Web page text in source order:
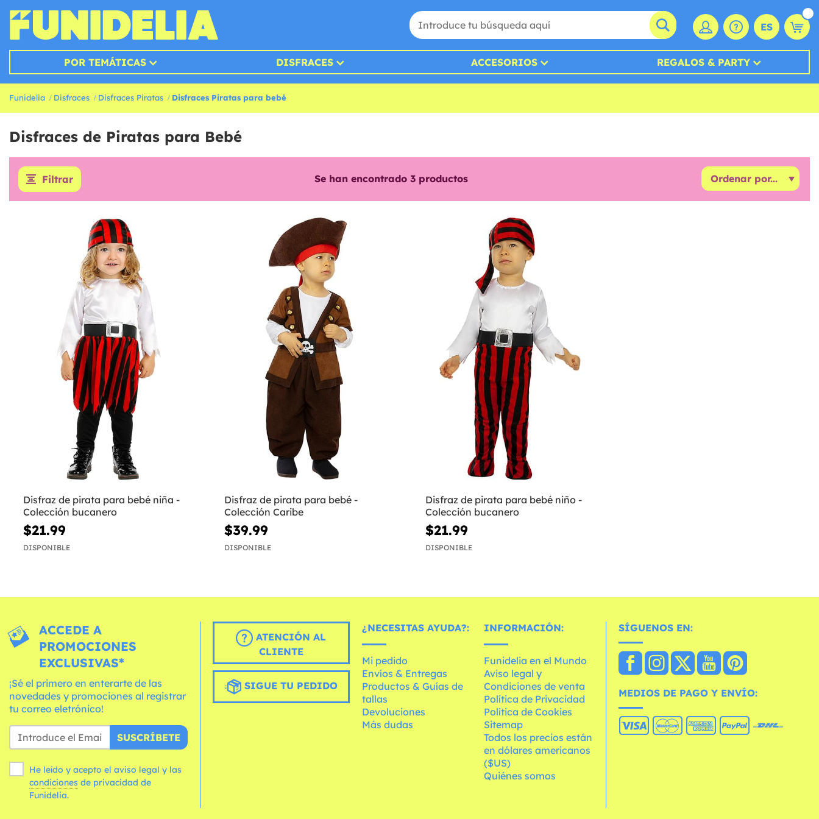
ES
POR TEMÁTICAS DISFRACES ACCESORIOS REGALOS & PARTY
Funidelia Disfraces Disfraces Piratas Disfraces Piratas para bebé
Disfraces de Piratas para Bebé
Filtrar Se han encontrado 3 productos
Disfraz de pirata para bebé niña -
Colección bucanero
$21.99
DISPONIBLE
Disfraz de pirata para bebé -
Colección Caribe
$39.99
DISPONIBLE
Disfraz de pirata para bebé niño -
Colección bucanero
$21.99
DISPONIBLE
ACCEDE A
PROMOCIONES
EXCLUSIVAS*
¡Sé el primero en enterarte de las
novedades y promociones al registrar
tu correo eletrónico!
SUSCRÍBETE
He leído y acepto el aviso legal y las
condiciones
Funidelia.
ATENCIÓN AL
CLIENTE
SIGUE TU PEDIDO
¿NECESITAS AYUDA?:
Mi pedido
Envíos & Entregas
Productos & Guías de
tallas
Devoluciones
Más dudas
INFORMACIÓN:
Funidelia en el Mundo
Aviso legal y
Condiciones de venta
Política de Privacidad
Política de Cookies
Sitemap
Todos los precios están
en dólares americanos
($US)
Quiénes somos
SÍGUENOS EN:
MEDIOS DE PAGO Y ENVÍO: